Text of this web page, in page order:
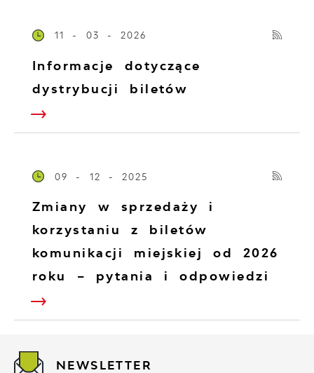
11 - 03 - 2026
Informacje dotyczące
dystrybucji biletów
09 - 12 - 2025
Zmiany w sprzedaży i
korzystaniu z biletów
komunikacji miejskiej od 2026
roku – pytania i odpowiedzi
NEWSLETTER